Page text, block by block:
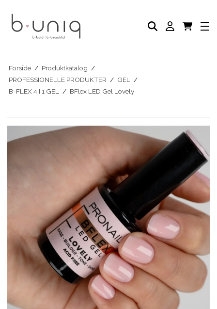
PLEJE PRODUKTER
AKADEMI
PROFESSIONELLE PRODUKTER
BLOG
Forside / Produktkatalog /
PROFESSIONELLE PRODUKTER / GEL
/
B-FLEX 4 I 1 GEL
/ BFlex LED Gel Lovely